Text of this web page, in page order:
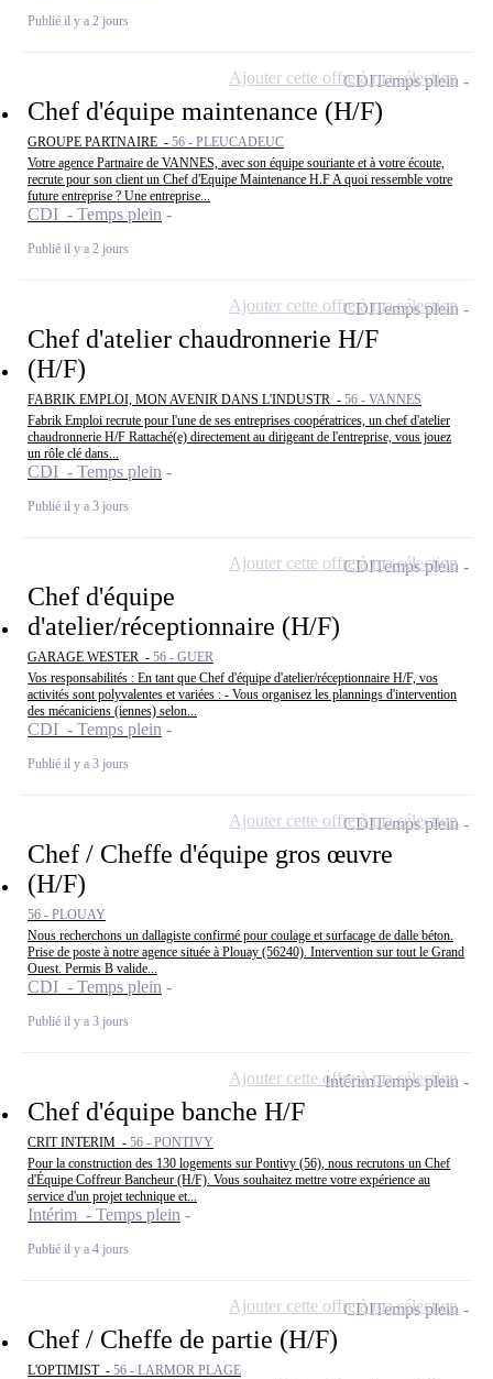
Publié il y a 2 jours
Chef d'équipe maintenance (H/F)
GROUPE PARTNAIRE - 56 - PLEUCADEUC
Votre agence Partnaire de VANNES, avec son équipe souriante et à votre écoute,
recrute pour son client un Chef d'Equipe Maintenance H.F A quoi ressemble votre
future entreprise ? Une entreprise...
CDI - Temps plein
Publié il y a 2 jours
CDITemps plein
Ajouter cette offre à ma sélection
Chef d'atelier chaudronnerie H/F
(H/F)
FABRIK EMPLOI, MON AVENIR DANS L'INDUSTR - 56 - VANNES
Fabrik Emploi recrute pour l'une de ses entreprises coopératrices, un chef d'atelier
chaudronnerie H/F Rattaché(e) directement au dirigeant de l'entreprise, vous jouez
un rôle clé dans...
CDI - Temps plein
Publié il y a 3 jours
CDITemps plein
Ajouter cette offre à ma sélection
Chef d'équipe
d'atelier/réceptionnaire (H/F)
GARAGE WESTER - 56 - GUER
Vos responsabilités : En tant que Chef d'équipe d'atelier/réceptionnaire H/F, vos
activités sont polyvalentes et variées : - Vous organisez les plannings d'intervention
des mécaniciens (iennes) selon...
CDI - Temps plein
Publié il y a 3 jours
CDITemps plein
Ajouter cette offre à ma sélection
Chef / Cheffe d'équipe gros œuvre
(H/F)
56 - PLOUAY
Nous recherchons un dallagiste confirmé pour coulage et surfacage de dalle béton.
Prise de poste à notre agence située à Plouay (56240). Intervention sur tout le Grand
Ouest. Permis B valide...
CDI - Temps plein
Publié il y a 3 jours
CDITemps plein
Ajouter cette offre à ma sélection
Chef d'équipe banche H/F
CRIT INTERIM - 56 - PONTIVY
Pour la construction des 130 logements sur Pontivy (56), nous recrutons un Chef
d'Équipe Coffreur Bancheur (H/F). Vous souhaitez mettre votre expérience au
service d'un projet technique et...
Intérim - Temps plein
Publié il y a 4 jours
IntérimTemps plein
Ajouter cette offre à ma sélection
Chef / Cheffe de partie (H/F)
L'OPTIMIST - 56 - LARMOR PLAGE
CDITemps plein
Ajouter cette offre à ma sélection